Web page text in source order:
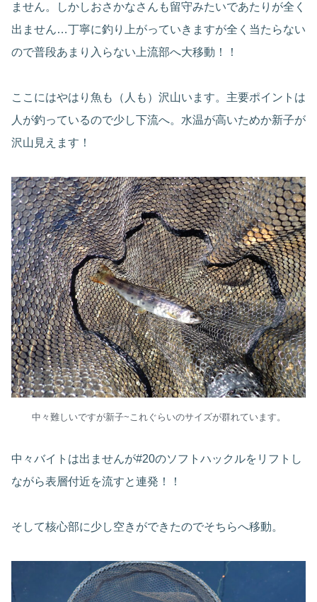
ません。しかしおさかなさんも留守みたいであたりが全く
出ません…丁寧に釣り上がっていきますが全く当たらない
ので普段あまり入らない上流部へ大移動！！
ここにはやはり魚も（人も）沢山います。主要ポイントは
人が釣っているので少し下流へ。水温が高いためか新子が
沢山見えます！
中々難しいですが新子~これぐらいのサイズが群れています。
中々バイトは出ませんが#20のソフトハックルをリフトし
ながら表層付近を流すと連発！！
そして核心部に少し空きができたのでそちらへ移動。